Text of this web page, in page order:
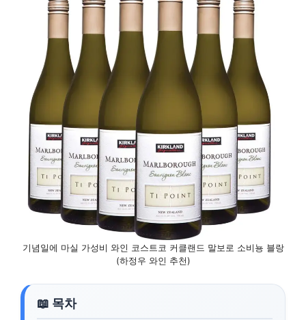
기념일에 마실 가성비 와인 코스트코 커클랜드 말보로 소비뇽 블랑
(하정우 와인 추천)